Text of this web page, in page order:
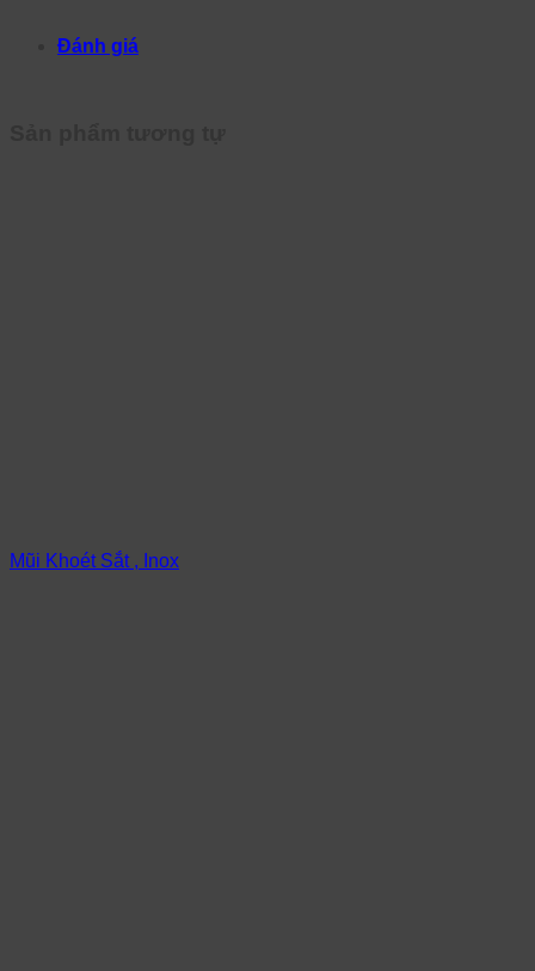
Đánh giá
Mũi Khoét Sắt , Inox